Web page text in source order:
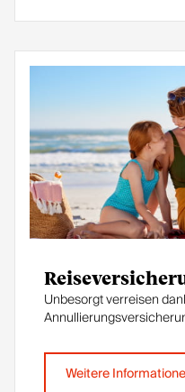
Unbesorgt verreisen
Weitere